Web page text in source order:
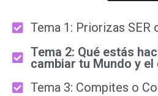
Tema 1: Priorizas SER
Tema 2: Qué estás
cambiar tu Mundo y el
Tema 3: Compites o